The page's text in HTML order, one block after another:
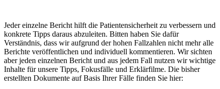
Jeder einzelne Bericht hilft die Patientensicherheit zu verbessern und
konkrete Tipps daraus abzuleiten. Bitten haben Sie dafür
Verständnis, dass wir aufgrund der hohen Fallzahlen nicht mehr alle
Berichte veröffentlichen und individuell kommentieren. Wir sichten
aber jeden einzelnen Bericht und aus jedem Fall nutzen wir wichtige
Inhalte für unsere Tipps, Fokusfälle und Erklärfilme. Die bisher
erstellten Dokumente auf Basis Ihrer Fälle finden Sie hier: